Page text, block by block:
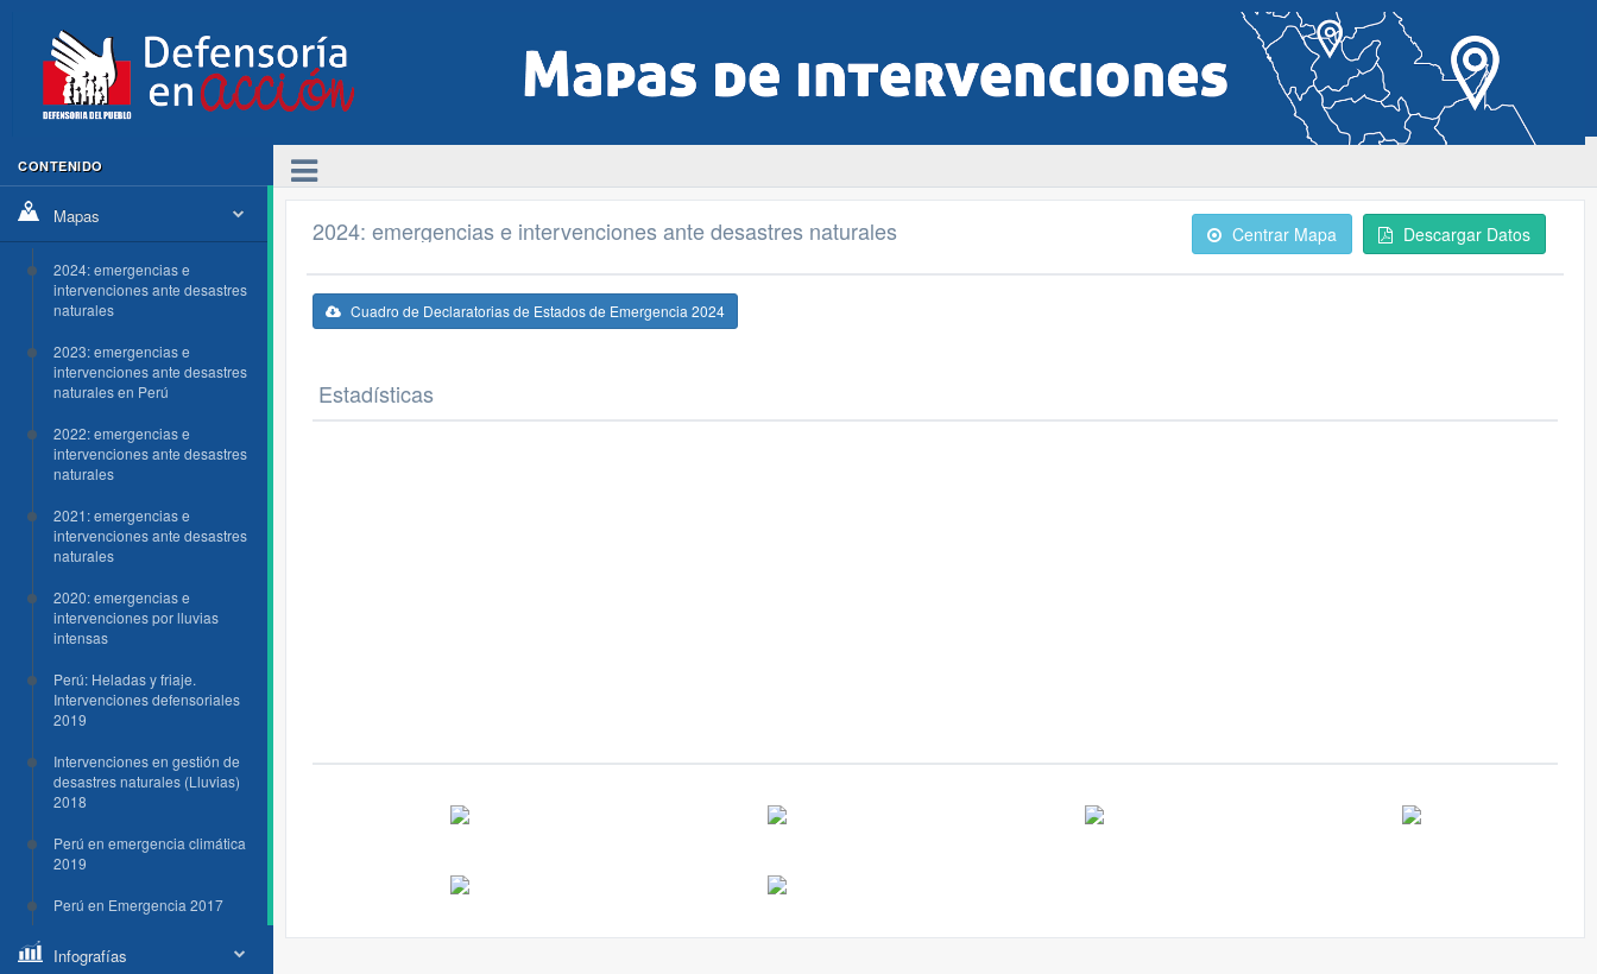
CONTENIDO
Mapas
2024: emergencias e
intervenciones ante desastres
naturales
2023: emergencias e
intervenciones ante desastres
naturales en Perú
2022: emergencias e
intervenciones ante desastres
naturales
2021: emergencias e
intervenciones ante desastres
naturales
2020: emergencias e
intervenciones por lluvias
intensas
Perú: Heladas y friaje.
Intervenciones defensoriales
2019
Intervenciones en gestión de
desastres naturales (Lluvias)
2018
Perú en emergencia climática
2019
Perú en Emergencia 2017
Infografías
2024: emergencias e intervenciones ante desastres naturales Centrar Mapa Descargar Datos
Cuadro de Declaratorias de Estados de Emergencia 2024
Estadísticas